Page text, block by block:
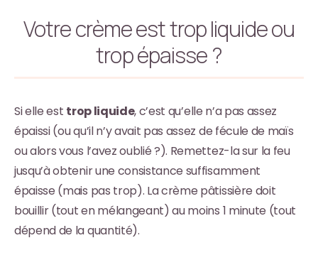
Votre crème est trop liquide ou
trop épaisse ?
Si elle est trop liquide, c’est qu’elle n’a pas assez
épaissi (ou qu’il n’y avait pas assez de fécule de maïs
ou alors vous l’avez oublié ?). Remettez-la sur la feu
jusqu’à obtenir une consistance suffisamment
épaisse (mais pas trop). La crème pâtissière doit
bouillir (tout en mélangeant) au moins 1 minute (tout
dépend de la quantité).